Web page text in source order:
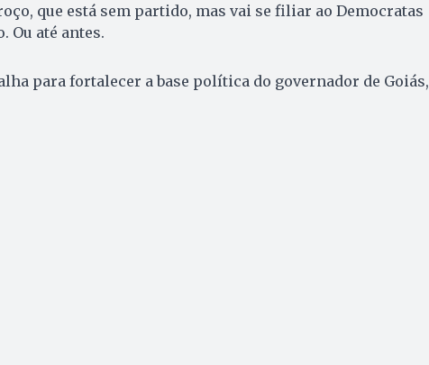
que está sem partido, mas vai se filiar ao Democratas
Ou até antes.
para fortalecer a base política do governador de Goiás,